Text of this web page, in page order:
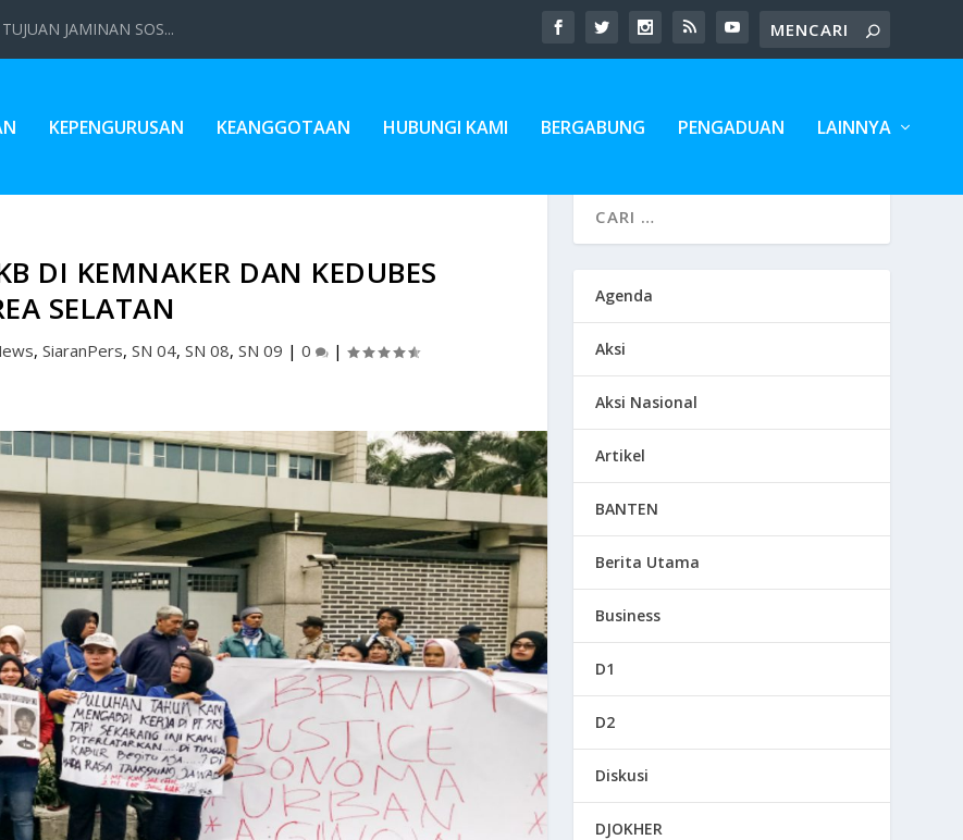
JAMINAN SOS...
KEPENGURUSAN KEANGGOTAAN HUBUNGI KAMI BERGABUNG PENGADUAN LAINNYA
DI KEMNAKER DAN KEDUBES
SELATAN
, SiaranPers, SN 04, SN 08, SN 09 | 0 |
Agenda
Aksi
Aksi Nasional
Artikel
BANTEN
Berita Utama
Business
D1
D2
Diskusi
DJOKHER